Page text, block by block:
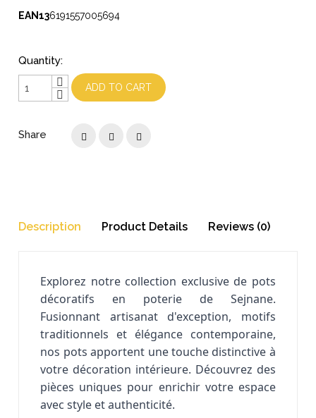
EAN136191557005694
Quantity:
ADD TO CART
Share
Description Product Details Reviews (0)
Explorez notre collection exclusive de pots
décoratifs en poterie de Sejnane.
Fusionnant artisanat d'exception, motifs
traditionnels et élégance contemporaine,
nos pots apportent une touche distinctive à
votre décoration intérieure. Découvrez des
pièces uniques pour enrichir votre espace
avec style et authenticité.